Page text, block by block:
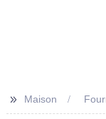
>> Maison